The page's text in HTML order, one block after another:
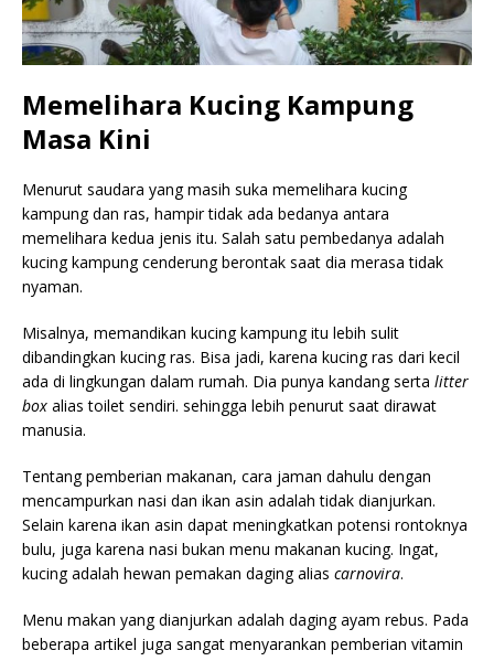
Memelihara Kucing Kampung
Masa Kini
Menurut saudara yang masih suka memelihara kucing
kampung dan ras, hampir tidak ada bedanya antara
memelihara kedua jenis itu. Salah satu pembedanya adalah
kucing kampung cenderung berontak saat dia merasa tidak
nyaman.
Misalnya, memandikan kucing kampung itu lebih sulit
dibandingkan kucing ras. Bisa jadi, karena kucing ras dari kecil
ada di lingkungan dalam rumah. Dia punya kandang serta litter
box alias toilet sendiri. sehingga lebih penurut saat dirawat
manusia.
Tentang pemberian makanan, cara jaman dahulu dengan
mencampurkan nasi dan ikan asin adalah tidak dianjurkan.
Selain karena ikan asin dapat meningkatkan potensi rontoknya
bulu, juga karena nasi bukan menu makanan kucing. Ingat,
kucing adalah hewan pemakan daging alias carnovira.
Menu makan yang dianjurkan adalah daging ayam rebus. Pada
beberapa artikel juga sangat menyarankan pemberian vitamin